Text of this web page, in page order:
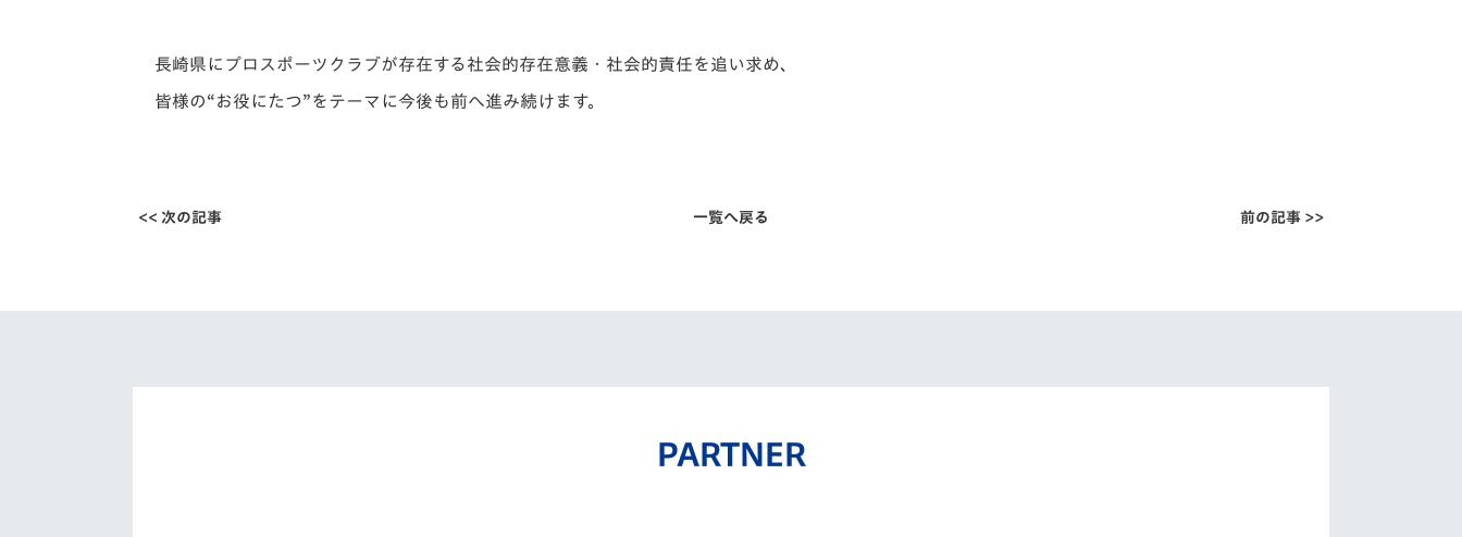
長崎県にプロスポーツクラブが存在する社会的存在意義・社会的責任を追い求め、
皆様の“お役にたつ”をテーマに今後も前へ進み続けます。
<< 次の記事 一覧へ戻る 前の記事 >>
PARTNER